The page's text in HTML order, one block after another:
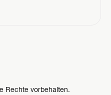
Rechte vorbehalten.